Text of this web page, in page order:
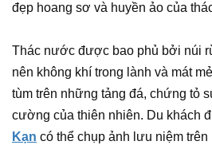
đẹp hoang sơ và huyền ảo của
Thác nước được bao phủ bởi núi
nên không khí trong lành và mát
tùm trên những tảng đá, chứng tỏ
cường của thiên nhiên. Du khách
Kạn có thể chụp ảnh lưu niệm